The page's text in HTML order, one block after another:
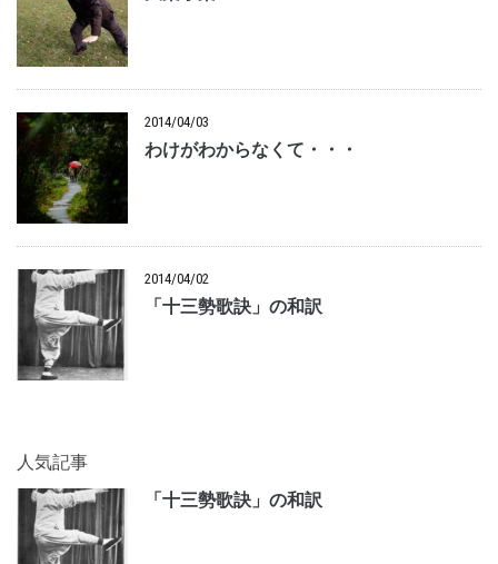
2014/04/03
わけがわからなくて・・・
2014/04/02
「十三勢歌訣」の和訳
人気記事
「十三勢歌訣」の和訳